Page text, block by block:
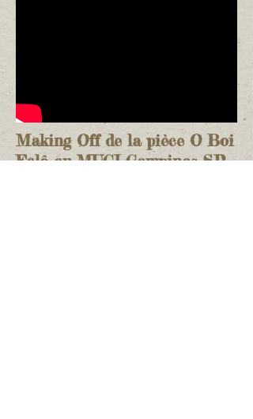
Making Off de la pièce O Boi
Falô au MUCI Campinas SP